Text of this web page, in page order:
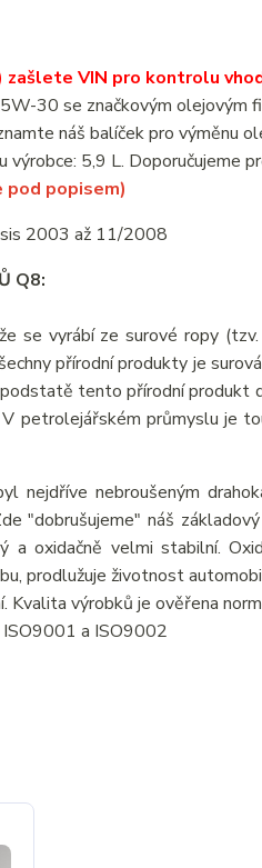
zašlete VIN pro kontrolu
30 se značkovým olejovým
náš balíček pro výměnu
5,9 L. Doporučujeme
pod popisem)
2003 až 11/2008
Q8:
se vyrábí ze surové ropy
přírodní produkty je
tento přírodní
petrolejářském průmyslu je
nejdříve nebroušeným
"dobrušujeme" náš
oxidačně velmi stabilní.
prodlužuje životnost
Kvalita výrobků je ověřena
a ISO9002